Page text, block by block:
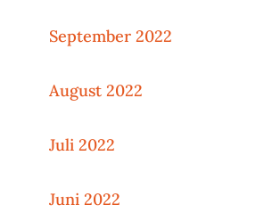
September 2022
August 2022
Juli 2022
Juni 2022